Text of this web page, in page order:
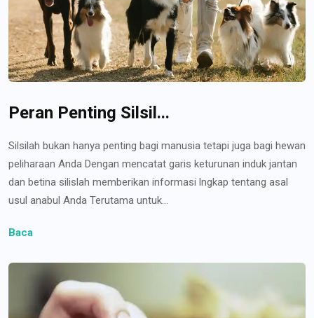
Peran Penting Silsil...
Silsilah bukan hanya penting bagi manusia tetapi juga bagi hewan
peliharaan Anda Dengan mencatat garis keturunan induk jantan
dan betina silislah memberikan informasi lngkap tentang asal
usul anabul Anda Terutama untuk...
Baca